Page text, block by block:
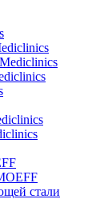
стали